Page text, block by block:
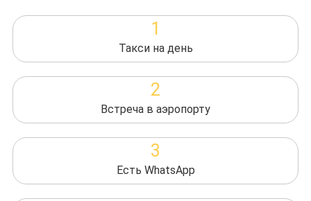
1
Такси на день
2
Встреча в аэропорту
3
Есть WhatsApp